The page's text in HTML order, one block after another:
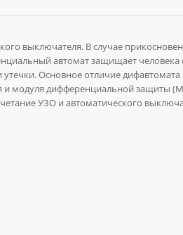
выключателя. В случае
автомат защищает человека
Основное отличие дифавтомата
и модуля дифференциальной защиты
УЗО и автоматического